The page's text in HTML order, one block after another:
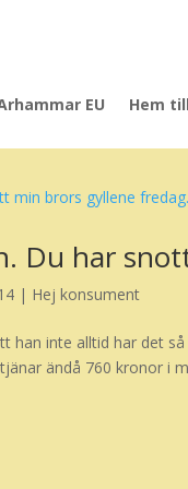
EU Hem
Du har
| Hej konsument
han inte alltid har det
ändå 760 kronor i